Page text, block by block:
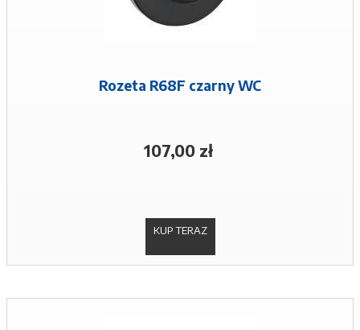
Rozeta R68F czarny WC
107,00 zł
KUP TERAZ